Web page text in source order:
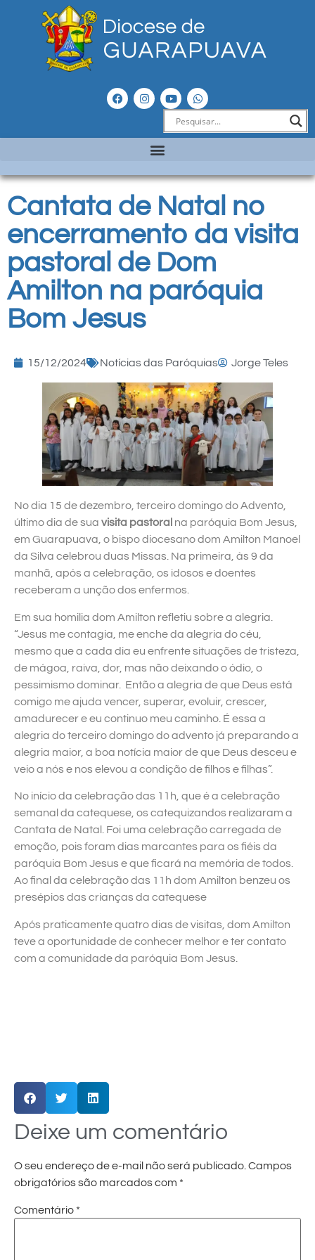
Cantata de Natal no
encerramento da visita
pastoral de Dom
Amilton na paróquia
Bom Jesus
15/12/2024 Notícias das Paróquias Jorge Teles
No dia 15 de dezembro, terceiro domingo do Advento,
último dia de sua visita pastoral na paróquia Bom Jesus,
em Guarapuava, o bispo diocesano dom Amilton Manoel
da Silva celebrou duas Missas. Na primeira, às 9 da
manhã, após a celebração, os idosos e doentes
receberam a unção dos enfermos.
Em sua homilia dom Amilton refletiu sobre a alegria.
“Jesus me contagia, me enche da alegria do céu,
mesmo que a cada dia eu enfrente situações de tristeza,
de mágoa, raiva, dor, mas não deixando o ódio, o
pessimismo dominar. Então a alegria de que Deus está
comigo me ajuda vencer, superar, evoluir, crescer,
amadurecer e eu continuo meu caminho. É essa a
alegria do terceiro domingo do advento já preparando a
alegria maior, a boa notícia maior de que Deus desceu e
veio a nós e nos elevou a condição de filhos e filhas”.
No início da celebração das 11h, que é a celebração
semanal da catequese, os catequizandos realizaram a
Cantata de Natal. Foi uma celebração carregada de
emoção, pois foram dias marcantes para os fiéis da
paróquia Bom Jesus e que ficará na memória de todos.
Ao final da celebração das 11h dom Amilton benzeu os
presépios das crianças da catequese
Após praticamente quatro dias de visitas, dom Amilton
teve a oportunidade de conhecer melhor e ter contato
com a comunidade da paróquia Bom Jesus.
Deixe um comentário
O seu endereço de e-mail não será publicado. Campos
obrigatórios são marcados com *
Comentário *